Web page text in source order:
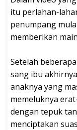
itu perlahan-
penumpang
memberikan
Setelah
sang ibu
anaknya yang
memeluknya
dengan tepuk
menciptakan